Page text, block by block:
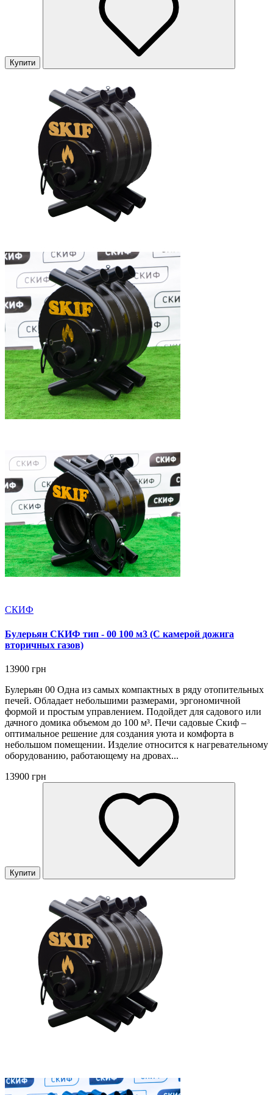
Купити
СКИФ
Булерьян СКИФ тип - 00 100 м3 (С камерой дожига
вторичных газов)
13900 грн
Булерьян 00 Одна из самых компактных в ряду отопительных
печей. Обладает небольшими размерами, эргономичной
формой и простым управлением. Подойдет для садового или
дачного домика объемом до 100 м³. Печи садовые Скиф –
оптимальное решение для создания уюта и комфорта в
небольшом помещении. Изделие относится к нагревательному
оборудованию, работающему на дровах...
13900 грн
Купити